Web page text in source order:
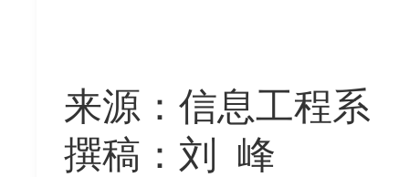
来源：信息工程系
撰稿：刘
峰